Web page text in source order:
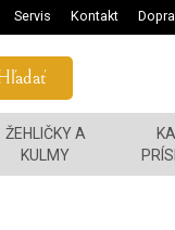
Servis Kontakt
ŽEHLIČKY A
KULMY